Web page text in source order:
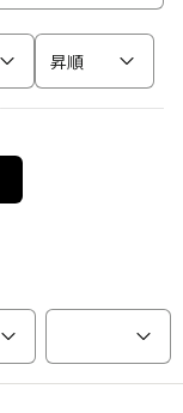
昇順